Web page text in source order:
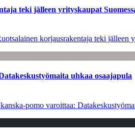
teki jälleen yrityskaupat
korjausrakentaja teki jälleen
uhkaa osaajapula
pomo varoittaa: